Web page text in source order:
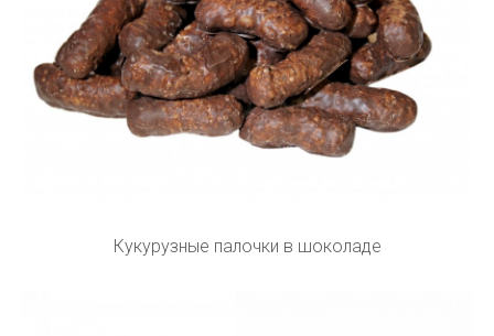
Кукурузные палочки в шоколаде